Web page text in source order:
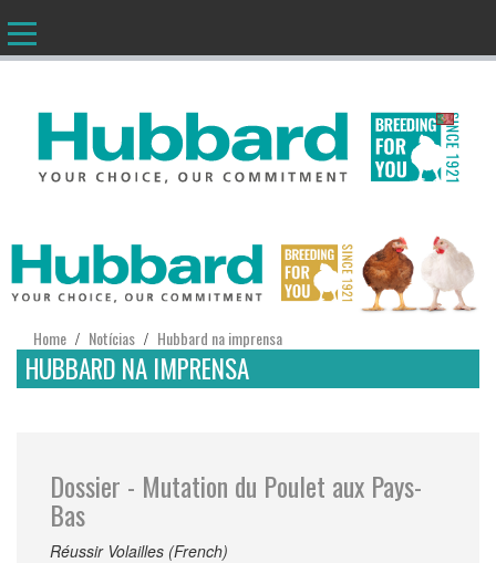
PT
Home / Notícias / Hubbard na imprensa
HUBBARD NA IMPRENSA
Dossier - Mutation du Poulet aux Pays-
Bas
Réussir Volailles (French)